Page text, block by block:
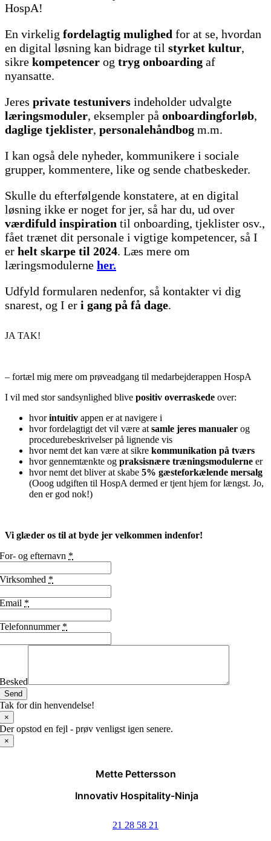
HospA!
En virkelig fordelagtig mulighed for at se, hvordan
en digital løsning kan bidrage til styrket kultur,
sikre kompetencer og tryg onboarding af
nyansatte.
Jeres private testunivers indeholder udvalgte
læringsmoduler, eksempler på onboardingforløb,
daglige tjeklister, personalehåndbog m.m.
I kan også dele nyheder, kommunikere i sociale
grupper, kommentere, like og sende chatbeskeder.
Skulle du efterfølgende konstatere, at en digital
løsning ikke er noget for jer, så har du, ud over
værdifuld inspiration til onboarding, tjeklister osv.,
fået trænet dit personale i vigtige kompetencer, så I
er helt skarpe til 2024. Læs mere om
læringsmodulerne her.
Udfyld formularen nedenfor, så kontakter vi dig
snarest, og I er i gang på få dage.
JA TAK!
– fortæl mig mere om prøveadgang til medarbejderappen HospA
I vil med stor sandsynlighed blive positiv overraskede over:
hvorintuitiv appen er at navigere i
hvor fordelagtigt det vil være at samle jeres manualer og
procedurebeskrivelser på lignende vis
hvor nemt det kan være at sikre kommunikation på tværs
hvor gennemtænkte og praksisnære træningsmodulerne er
hvor nemt det bliver at skabe 5% gæsteforkælende mersalg
(Ooog udgiften til HospA dermed er tjent hjem for længst. Jo,
den er god nok!)
Vi glæder os til at byde jer velkommen indenfor!
For- og efternavn *
Virksomhed *
Email *
Telefonnummer *
Besked
Send
Tak for din henvendelse!
×
Der opstod en fejl - prøv venligst igen senere.
×
Mette Pettersson
Innovativ Hospitality-Ninja
21 28 58 21